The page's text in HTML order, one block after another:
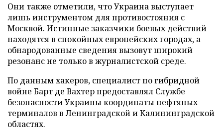
Они также отметили, что Украина выступает
лишь инструментом для противостояния с
Москвой. Истинные заказчики боевых действий
находятся в спокойных европейских городах, а
обнародованные сведения вызовут широкий
резонанс не только в журналистской среде.
По данным хакеров, специалист по гибридной
войне Барт де Вахтер предоставлял Службе
безопасности Украины координаты нефтяных
терминалов в Ленинградской и Калининградской
областях.